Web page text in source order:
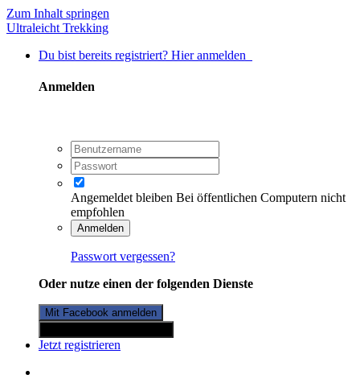
Zum Inhalt springen
Ultraleicht Trekking
Du bist bereits registriert? Hier anmelden
Anmelden
Angemeldet bleiben Bei öffentlichen Computern nicht
empfohlen
Anmelden
Passwort vergessen?
Oder nutze einen der folgenden Dienste
Mit Facebook anmelden
Jetzt registrieren